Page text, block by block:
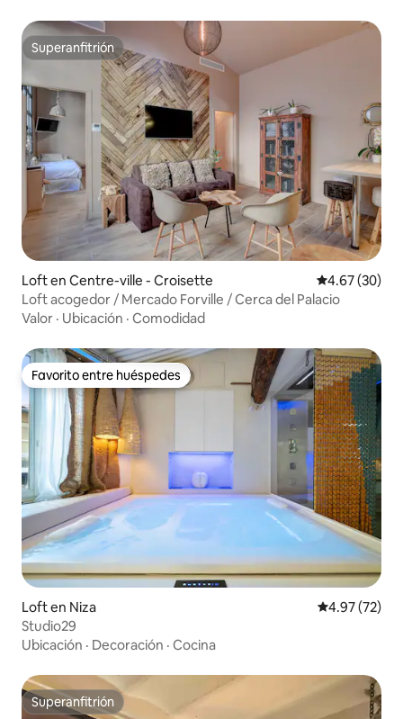
Superanfitrión
Superanfitrión
Loft en Centre-ville - Croisette Calificación
4.67 (30)
Loft acogedor / Mercado Forville / Cerca del Palacio
Valor · Ubicación · Comodidad
Favorito entre huéspedes
Favorito entre huéspedes
Loft en Niza Calificación
4.97 (72)
Studio29
Ubicación · Decoración · Cocina
Superanfitrión
Superanfitrión